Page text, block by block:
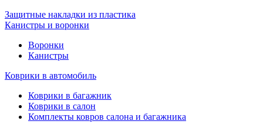
Защитные накладки из пластика
Канистры и воронки
Воронки
Канистры
Коврики в автомобиль
Коврики в багажник
Коврики в салон
Комплекты ковров салона и багажника